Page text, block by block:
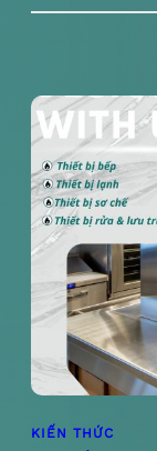
KIẾN THỨC